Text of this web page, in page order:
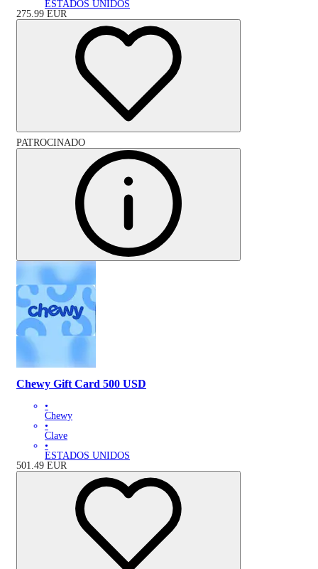
ESTADOS UNIDOS
275.99 EUR
PATROCINADO
Chewy Gift Card 500 USD
•
Chewy
•
Clave
•
ESTADOS UNIDOS
501.49 EUR